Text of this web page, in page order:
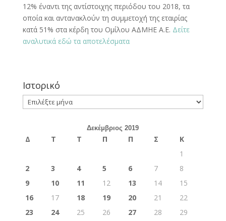
12% έναντι της αντίστοιχης περιόδου του 2018, τα
οποία και αντανακλούν τη συμμετοχή της εταιρίας
κατά 51% στα κέρδη του Ομίλου ΑΔΜΗΕ Α.Ε. Δείτε
αναλυτικά εδώ τα αποτελέσματα
Ιστορικό
Ιστορικό
Δεκέμβριος 2019
Δ Τ Τ Π Π Σ
Κ
1
2
3 4 5 6 7
8
9
10 11 12 13 14
15
16
17 18 19 20 21
22
23
24 25 26 27 28
29